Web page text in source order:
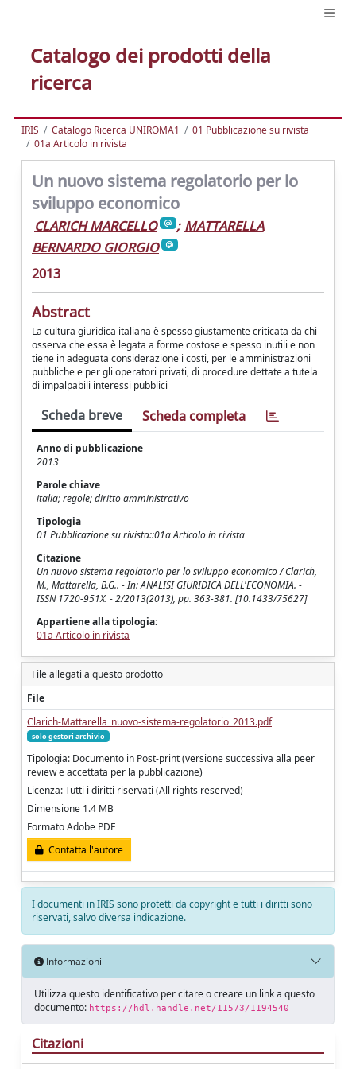
Catalogo dei prodotti della
ricerca
IRIS Catalogo Ricerca UNIROMA1
01 Pubblicazione su rivista
01a Articolo in rivista
Un nuovo sistema regolatorio per lo
sviluppo economico
CLARICH MARCELLO ; MATTARELLA
BERNARDO GIORGIO
2013
Abstract
La cultura giuridica italiana è spesso giustamente criticata da chi
osserva che essa è legata a forme costose e spesso inutili e non
tiene in adeguata considerazione i costi, per le amministrazioni
pubbliche e per gli operatori privati, di procedure dettate a tutela
di impalpabili interessi pubblici
Scheda breve Scheda completa
Anno di pubblicazione
2013
Parole chiave
italia; regole; diritto amministrativo
Tipologia
01 Pubblicazione su rivista::01a Articolo in rivista
Citazione
Un nuovo sistema regolatorio per lo sviluppo economico / Clarich,
M., Mattarella, B.G.. - In: ANALISI GIURIDICA DELL'ECONOMIA. -
ISSN 1720-951X. - 2/2013(2013), pp. 363-381. [10.1433/75627]
Appartiene alla tipologia:
01a Articolo in rivista
File allegati a questo prodotto
File
Clarich-Mattarella_nuovo-sistema-regolatorio_2013.pdf
solo gestori archivio
Tipologia: Documento in Post-print (versione successiva alla peer
review e accettata per la pubblicazione)
Licenza: Tutti i diritti riservati (All rights reserved)
Dimensione 1.4 MB
Formato Adobe PDF
Contatta l'autore
I documenti in IRIS sono protetti da copyright e tutti i diritti sono
riservati, salvo diversa indicazione.
Informazioni
Utilizza questo identificativo per citare o creare un link a questo
documento: https://hdl.handle.net/11573/1194540
Citazioni